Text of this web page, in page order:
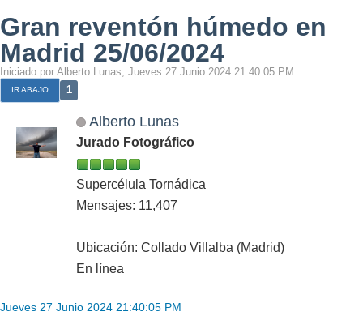
Gran reventón húmedo en
Madrid 25/06/2024
Iniciado por Alberto Lunas, Jueves 27 Junio 2024 21:40:05 PM
IR ABAJO 1
Alberto Lunas
Jurado Fotográfico
Supercélula Tornádica
Mensajes: 11,407
Ubicación: Collado Villalba (Madrid)
En línea
Jueves 27 Junio 2024 21:40:05 PM